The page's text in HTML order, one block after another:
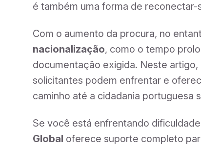
é também uma forma de reconectar-
Com o aumento da procura, no
nacionalização, como o tempo
documentação exigida. Neste
solicitantes podem enfrentar e
caminho até a cidadania portuguesa
Se você está enfrentando
Global oferece suporte completo